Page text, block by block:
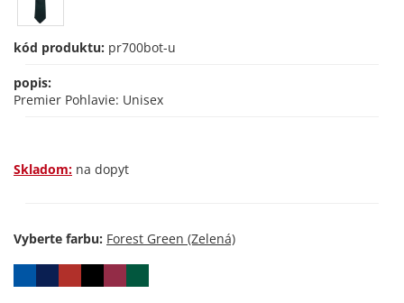
kód produktu: pr700bot-u
popis:
Premier Pohlavie: Unisex
Skladom: na dopyt
Vyberte farbu: